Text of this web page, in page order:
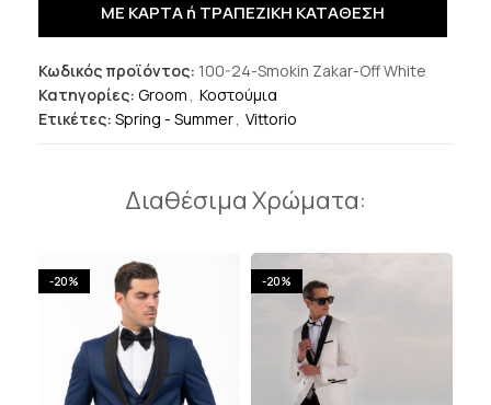
ΜΕ ΚΑΡΤΑ ή ΤΡΑΠΕΖΙΚΗ ΚΑΤΑΘΕΣΗ
Κωδικός προϊόντος: 100-24-Smokin Zakar-Off White
Κατηγορίες: Groom , Κοστούμια
Ετικέτες: Spring - Summer, Vittorio
Διαθέσιμα Χρώματα:
-20% -20%